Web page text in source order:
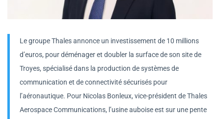
Le groupe Thales annonce un investissement de 10 millions
d’euros, pour déménager et doubler la surface de son site de
Troyes, spécialisé dans la production de systèmes de
communication et de connectivité sécurisés pour
l’aéronautique. Pour Nicolas Bonleux, vice-président de Thales
Aerospace Communications, l’usine auboise est sur une pente